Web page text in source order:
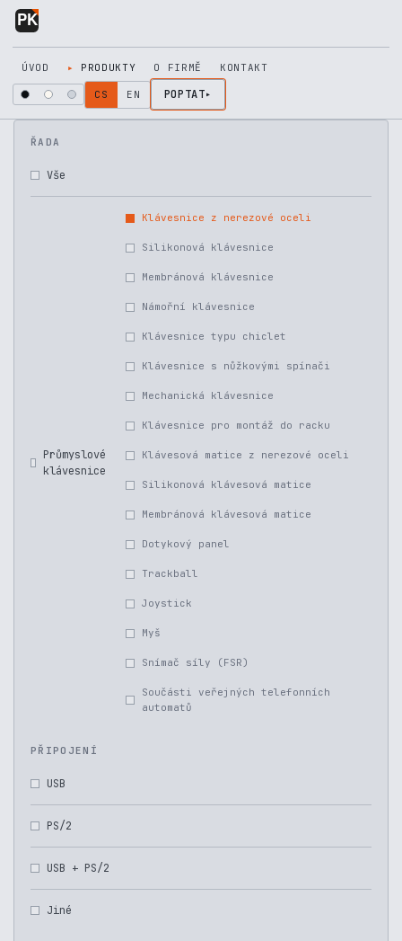
Přejít na obsah
ÚVOD PRODUKTY O FIRMĚ KONTAKT
CS EN POPTAT
ŘADA
Vše
Průmyslové
klávesnice
Klávesnice z nerezové oceli
Silikonová klávesnice
Membránová klávesnice
Námořní klávesnice
Klávesnice typu chiclet
Klávesnice s nůžkovými spínači
Mechanická klávesnice
Klávesnice pro montáž do racku
Klávesová matice z nerezové oceli
Silikonová klávesová matice
Membránová klávesová matice
Dotykový panel
Trackball
Joystick
Myš
Snímač síly (FSR)
Součásti veřejných telefonních
automatů
PŘIPOJENÍ
USB
PS/2
USB + PS/2
Jiné